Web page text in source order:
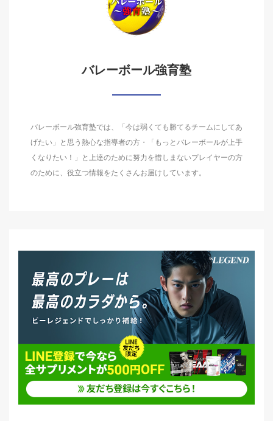
バレーボール強育塾
バレーボール強育塾では、「今は弱くても勝てるチームにしてあ
げたい」と思う熱心な指導者の方・「もっとバレーボールが上手
くなりたい！」と上達のために努力を惜しまないプレイヤーの方
のために、役立つ情報をたくさんお届けしています。